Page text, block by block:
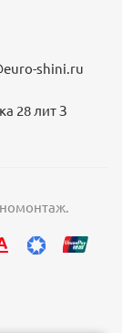
shini.ru
28 лит З